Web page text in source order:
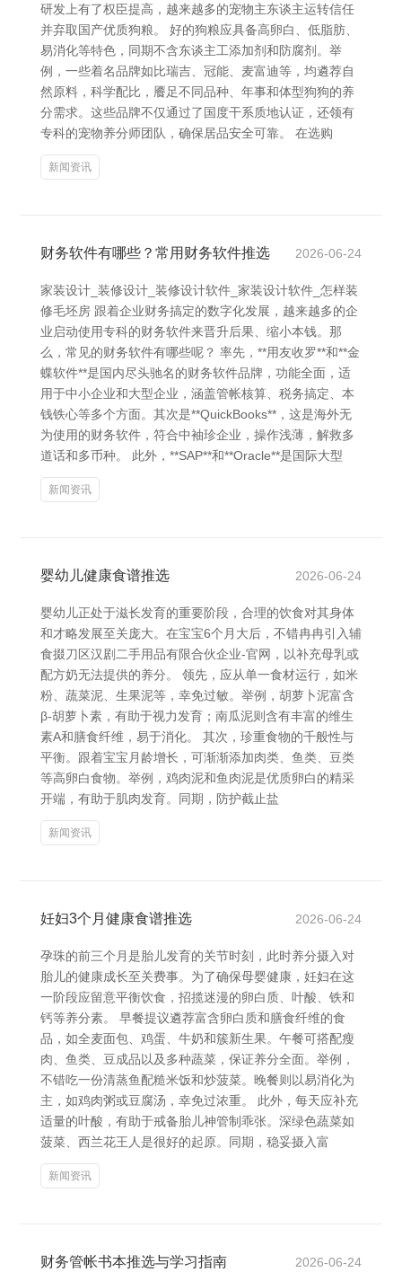
研发上有了权臣提高，越来越多的宠物主东谈主运转信任
并弃取国产优质狗粮。 好的狗粮应具备高卵白、低脂肪、
易消化等特色，同期不含东谈主工添加剂和防腐剂。举
例，一些着名品牌如比瑞吉、冠能、麦富迪等，均遴荐自
然原料，科学配比，餍足不同品种、年事和体型狗狗的养
分需求。这些品牌不仅通过了国度干系质地认证，还领有
专科的宠物养分师团队，确保居品安全可靠。 在选购
新闻资讯
财务软件有哪些？常用财务软件推选 2026-06-24
家装设计_装修设计_装修设计软件_家装设计软件_怎样装
修毛坯房 跟着企业财务搞定的数字化发展，越来越多的企
业启动使用专科的财务软件来晋升后果、缩小本钱。那
么，常见的财务软件有哪些呢？ 率先，**用友收罗**和**金
蝶软件**是国内尽头驰名的财务软件品牌，功能全面，适
用于中小企业和大型企业，涵盖管帐核算、税务搞定、本
钱铁心等多个方面。其次是**QuickBooks**，这是海外无
为使用的财务软件，符合中袖珍企业，操作浅薄，解救多
道话和多币种。 此外，**SAP**和**Oracle**是国际大型
新闻资讯
婴幼儿健康食谱推选 2026-06-24
婴幼儿正处于滋长发育的重要阶段，合理的饮食对其身体
和才略发展至关庞大。在宝宝6个月大后，不错冉冉引入辅
食掇刀区汉剧二手用品有限合伙企业-官网，以补充母乳或
配方奶无法提供的养分。 领先，应从单一食材运行，如米
粉、蔬菜泥、生果泥等，幸免过敏。举例，胡萝卜泥富含
β-胡萝卜素，有助于视力发育；南瓜泥则含有丰富的维生
素A和膳食纤维，易于消化。 其次，珍重食物的千般性与
平衡。跟着宝宝月龄增长，可渐渐添加肉类、鱼类、豆类
等高卵白食物。举例，鸡肉泥和鱼肉泥是优质卵白的精采
开端，有助于肌肉发育。同期，防护截止盐
新闻资讯
妊妇3个月健康食谱推选 2026-06-24
孕珠的前三个月是胎儿发育的关节时刻，此时养分摄入对
胎儿的健康成长至关费事。为了确保母婴健康，妊妇在这
一阶段应留意平衡饮食，招揽迷漫的卵白质、叶酸、铁和
钙等养分素。 早餐提议遴荐富含卵白质和膳食纤维的食
品，如全麦面包、鸡蛋、牛奶和簇新生果。午餐可搭配瘦
肉、鱼类、豆成品以及多种蔬菜，保证养分全面。举例，
不错吃一份清蒸鱼配糙米饭和炒菠菜。晚餐则以易消化为
主，如鸡肉粥或豆腐汤，幸免过浓重。 此外，每天应补充
适量的叶酸，有助于戒备胎儿神管制乖张。深绿色蔬菜如
菠菜、西兰花王人是很好的起原。同期，稳妥摄入富
新闻资讯
财务管帐书本推选与学习指南 2026-06-24